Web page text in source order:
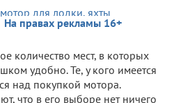
На правах рекламы 16+
количество мест, в которых
удобно. Те, у кого имеется
над покупкой мотора.
что в его выборе нет ничего